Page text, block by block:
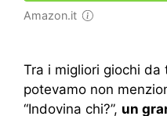
Amazon.it
Tra i migliori giochi da
potevamo non
“Indovina chi?”, un